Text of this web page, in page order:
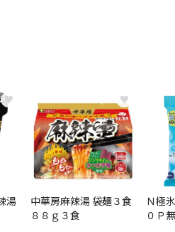
♥
湯
♥
中華房麻辣湯 袋麺３食
８８ｇ３食
Ｎ極
０Ｐ